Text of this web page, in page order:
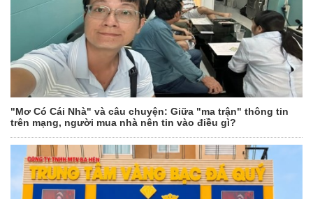
"Mơ Có Cái Nhà" và câu chuyện: Giữa "ma trận" thông tin
trên mạng, người mua nhà nên tin vào điều gì?